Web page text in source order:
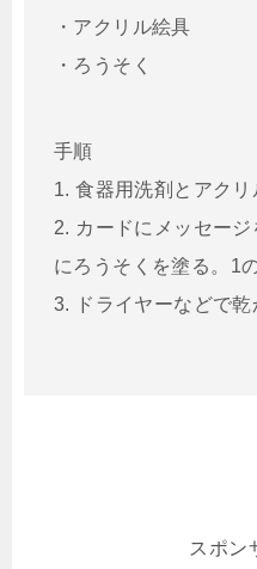
・アクリル絵具
・ろうそく
手順
1. 食器用洗剤とアクリ
2. カードにメッセー
にろうそくを塗る。1
3. ドライヤーなどで乾
スポン